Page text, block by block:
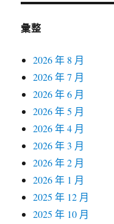
彙整
2026 年 8 月
2026 年 7 月
2026 年 6 月
2026 年 5 月
2026 年 4 月
2026 年 3 月
2026 年 2 月
2026 年 1 月
2025 年 12 月
2025 年 10 月